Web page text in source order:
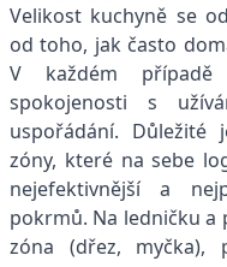
Velikost kuchyně se
od toho, jak často
V každém případě
spokojenosti s
uspořádání.
zóny, které na sebe
nejefektivnější a
pokrmů. Na ledničku a
zóna (dřez, myčka),